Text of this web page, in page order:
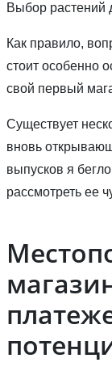
Выбор растений
Как правило,
стоит особенно
свой первый
Существует
вновь
выпусков я
рассмотреть ее